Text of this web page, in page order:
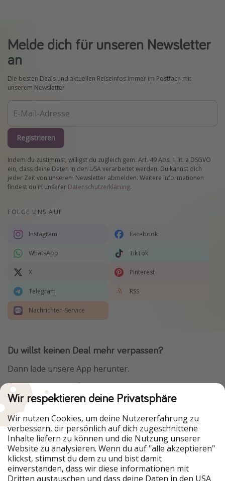
Melde dich für unseren Newsletter
an
Die besten Deals und aktuellen Reiseinfos immer im Postfach mit
unserem Newsletter
Registrieren
Indem du zustimmst, willigst du zugleich gem. Art. 49 Abs. 1 lit. a DSGVO
ein, dass deine Daten in den USA verarbeitet werden. Du kannst dich
jeder Zeit von unserem Newsletter abmelden. Weitere Informationen
findest du in unserer Datenschutzerklärung.
FOLGE UNS AUF
Instagram Facebook
WhatsApp TikTok
X Pinterest
Telegram RSS
Nachrichten-Service
Du willst keinen Deal mehr verpassen?
Dann lade unsere App herunter.
Urlaubspiraten ist Teil der HolidayPirates Group
Unsere Märkte
PiratinViaggio
HolidayPirates
VakantiePiraten
WakacyjniPiraci
VoyagesPirates
Ferienpiraten
Wir respektieren deine Privatsphäre
Wir nutzen Cookies, um deine Nutzererfahrung zu
verbessern, dir persönlich auf dich zugeschnittene
Inhalte liefern zu können und die Nutzung unserer
Website zu analysieren. Wenn du auf "alle akzeptieren"
klickst, stimmst du dem zu und bist damit
einverstanden, dass wir diese informationen mit
Dritten austauschen und dass deine Daten in den USA